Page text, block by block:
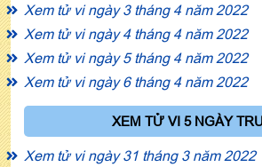
Xem tử vi ngày 3 tháng 4 năm 2022
Xem tử vi ngày 4 tháng 4 năm 2022
Xem tử vi ngày 5 tháng 4 năm 2022
Xem tử vi ngày 6 tháng 4 năm 2022
XEM TỬ VI 5 NGÀY
Xem tử vi ngày 31 tháng 3 năm 2022